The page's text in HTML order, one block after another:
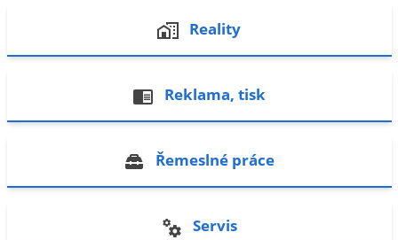
Reality
Reklama, tisk
Řemeslné práce
Servis